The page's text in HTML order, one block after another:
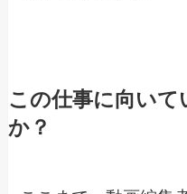
この仕事に向い
か？